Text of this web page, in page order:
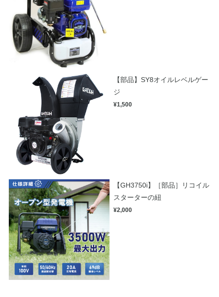
【部品】SY8オイルレベルゲー
ジ
¥1,500
【GH3750i】［部品］リコイル
スターターの紐
¥2,000